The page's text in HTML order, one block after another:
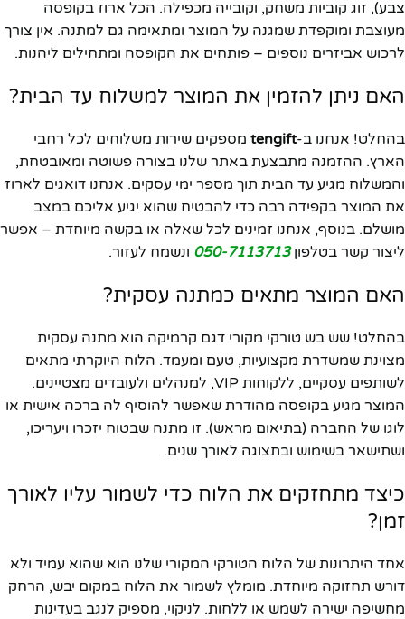
צבע), זוג קוביות משחק, וקובייה מכפילה. הכל ארוז בקופסה
מעוצבת ומוקפדת שמגנה על המוצר ומתאימה גם למתנה. אין צורך
לרכוש אביזרים נוספים – פותחים את הקופסה ומתחילים ליהנות.
האם ניתן להזמין את המוצר למשלוח עד הבית?
בהחלט! אנחנו ב-tengift מספקים שירות משלוחים לכל רחבי
הארץ. ההזמנה מתבצעת באתר שלנו בצורה פשוטה ומאובטחת,
והמשלוח מגיע עד הבית תוך מספר ימי עסקים. אנחנו דואגים לארוז
את המוצר בקפידה רבה כדי להבטיח שהוא יגיע אליכם במצב
מושלם. בנוסף, אנחנו זמינים לכל שאלה או בקשה מיוחדת – אפשר
ליצור קשר בטלפון050-7113713 ונשמח לעזור.
האם המוצר מתאים כמתנה עסקית?
בהחלט! שש בש טורקי מקורי דגם קרמיקה הוא מתנה עסקית
מצוינת שמשדרת מקצועיות, טעם ומעמד. הלוח היוקרתי מתאים
לשותפים עסקיים, ללקוחות VIP, למנהלים ולעובדים מצטיינים.
המוצר מגיע בקופסה מהודרת שאפשר להוסיף לה ברכה אישית או
לוגו של החברה (בתיאום מראש). זו מתנה שבטוח יזכרו ויעריכו,
ושתישאר בשימוש ובתצוגה לאורך שנים.
כיצד מתחזקים את הלוח כדי לשמור עליו לאורך
זמן?
אחד היתרונות של הלוח הטורקי המקורי שלנו הוא שהוא עמיד ולא
דורש תחזוקה מיוחדת. מומלץ לשמור את הלוח במקום יבש, הרחק
מחשיפה ישירה לשמש או ללחות. לניקוי, מספיק לנגב בעדינות